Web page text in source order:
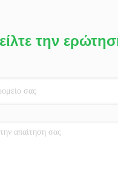
την